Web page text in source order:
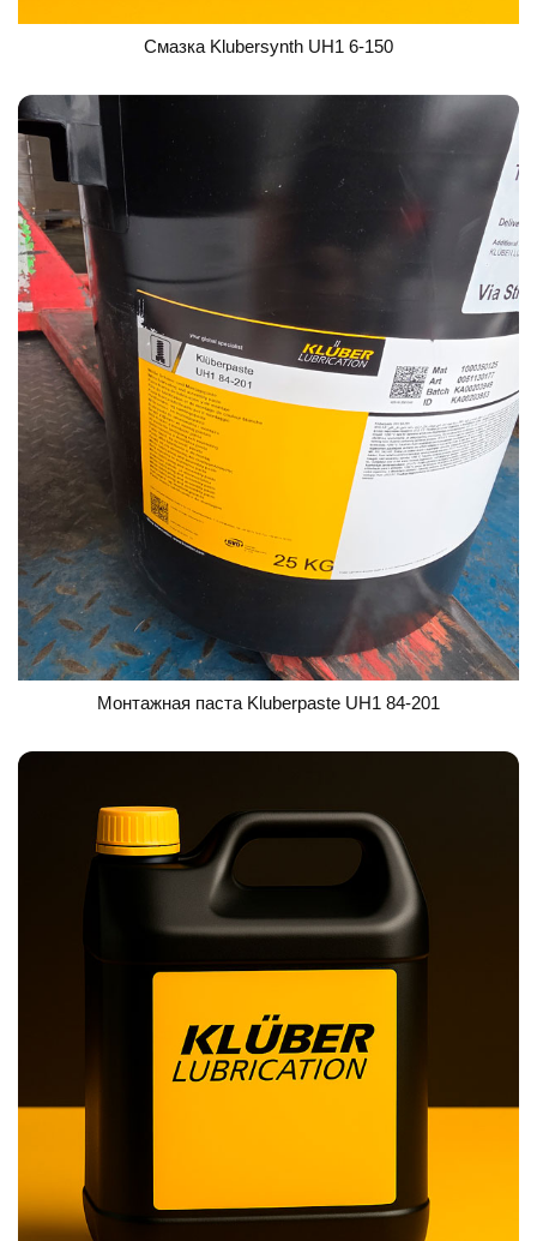
Смазка Klubersynth UH1 6-150
Монтажная паста Kluberpaste UH1 84-201